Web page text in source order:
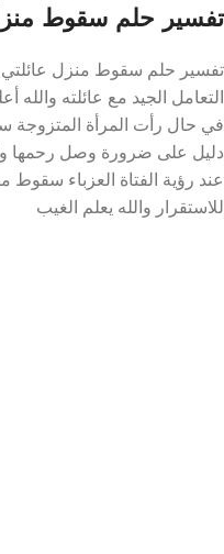
تفسير حلم سقوط
تفسير حلم سقوط منزل
التعامل الجيد مع عائلته والله
في حال رأت المرأة المتزوجة
دليل على ضرورة وصل رحمها
عند رؤية الفتاة العزباء سقوط
للاستقرار والله يعلم الغيب